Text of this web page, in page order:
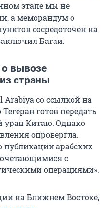
этапе мы не
а меморандум о
сосредоточен на
Багаи.
о вывозе
страны
Arabiya со ссылкой на
готов передать
уран Китаю. Однако
опровергла.
публикации арабских
с
операциями».
на Ближнем Востоке,